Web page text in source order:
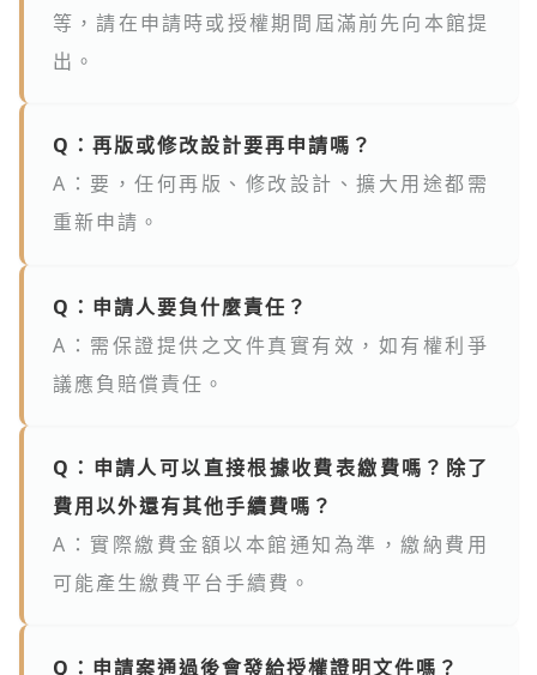
等，請在申請時或授權期間屆滿前先向本館提
出。
Q：再版或修改設計要再申請嗎？
A：要，任何再版、修改設計、擴大用途都需
重新申請。
Q：申請人要負什麼責任？
A：需保證提供之文件真實有效，如有權利爭
議應負賠償責任。
Q：申請人可以直接根據收費表繳費嗎？除了
費用以外還有其他手續費嗎？
A：實際繳費金額以本館通知為準，繳納費用
可能產生繳費平台手續費。
Q：申請案通過後會發給授權證明文件嗎？